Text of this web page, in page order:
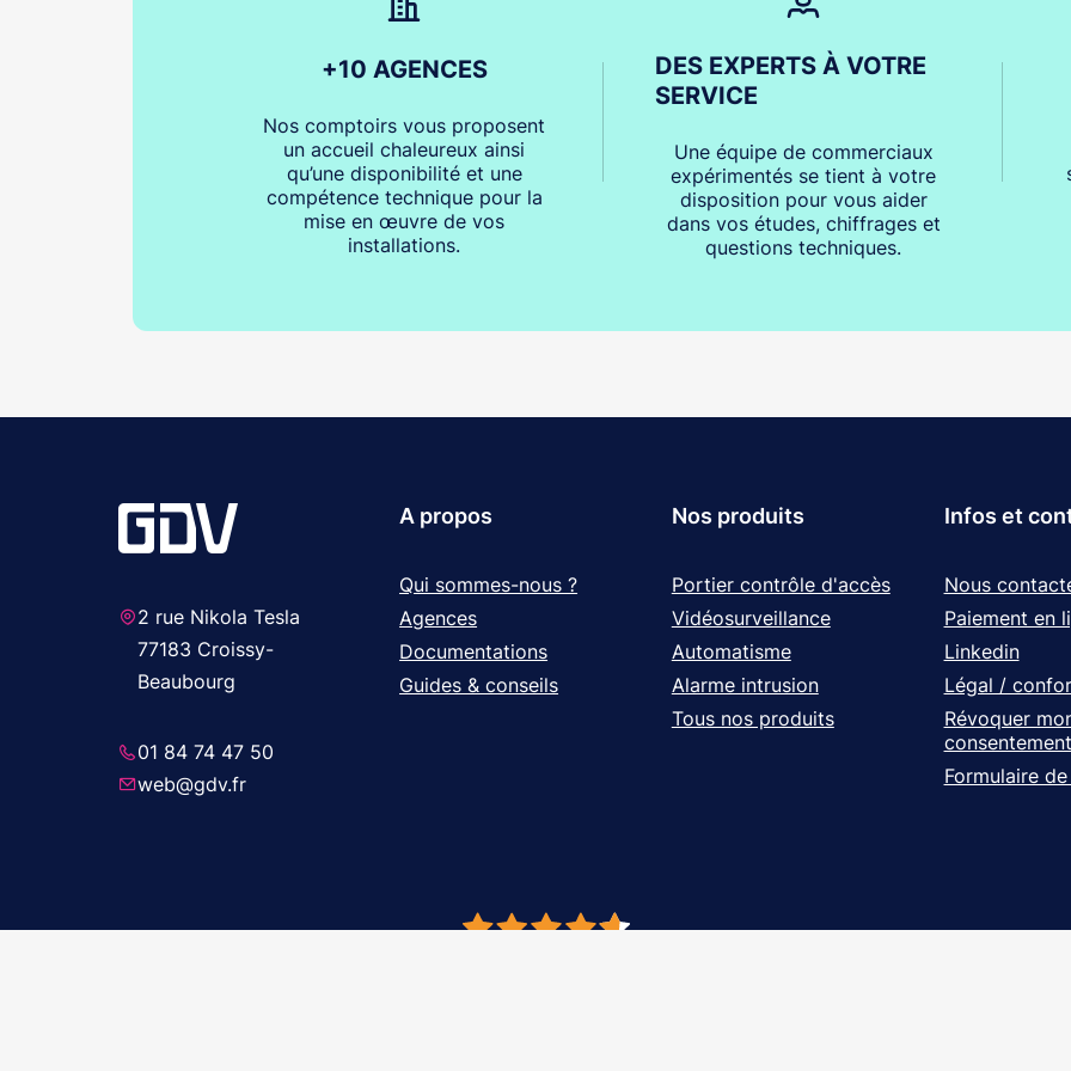
+10 AGENCES
Nos comptoirs vous proposent
un accueil chaleureux ainsi
qu’une disponibilité et une
compétence technique pour la
mise en œuvre de vos
installations.
DES EXPERTS À VOTRE
SERVICE
Une équipe de commerciaux
expérimentés se tient à votre
disposition pour vous aider
dans vos études, chiffrages et
questions techniques.
2 rue Nikola Tesla
77183 Croissy-
Beaubourg
01 84 74 47 50
web@gdv.fr
A propos
Qui sommes-nous ?
Agences
Documentations
Guides & conseils
Nos produits
Portier contrôle d'accès
Vidéosurveillance
Automatisme
Alarme intrusion
Tous nos produits
Infos et
Nous
Paiement en
Linkedin
Légal /
Révoquer
consentement
Formulaire